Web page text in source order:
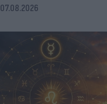
07.08.2026